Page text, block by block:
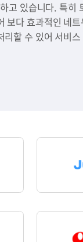
대한 통합관리 체